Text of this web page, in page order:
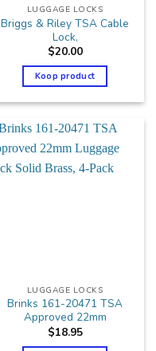
LUGGAGE LOCKS
Briggs & Riley TSA Cable
Lock,
$20.00
Koop product
LUGGAGE LOCKS
Brinks 161-20471 TSA
Approved 22mm
$18.95